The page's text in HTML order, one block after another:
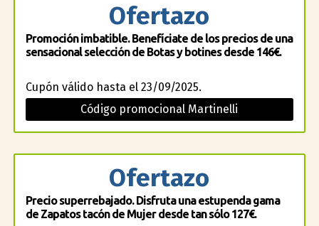
Ofertazo
Promoción imbatible. Benefíciate de los precios de una
sensacional selección de Botas y botines desde 146€.
Cupón válido hasta el 23/09/2025.
Código promocional Martinelli
Ofertazo
Precio superrebajado. Disfruta una estupenda gama
de Zapatos tacón de Mujer desde tan sólo 127€.